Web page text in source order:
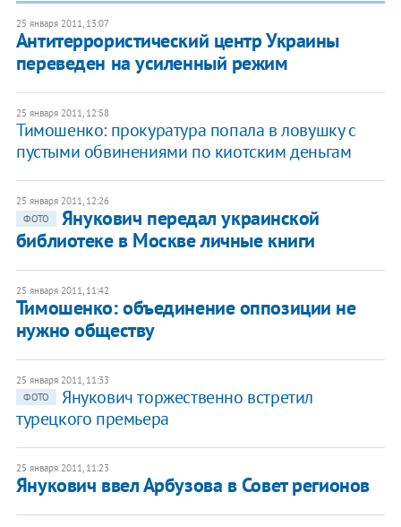
25 января 2011, 13:07
Антитеррористический центр Украины
переведен на усиленный режим
25 января 2011, 12:58
Тимошенко: прокуратура попала в ловушку с
пустыми обвинениями по киотским деньгам
25 января 2011, 12:26
ФОТО
Янукович передал украинской
библиотеке в Москве личные книги
25 января 2011, 11:42
Тимошенко: объединение оппозиции не
нужно обществу
25 января 2011, 11:33
ФОТО
Янукович торжественно встретил
турецкого премьера
25 января 2011, 11:23
Янукович ввел Арбузова в Совет регионов